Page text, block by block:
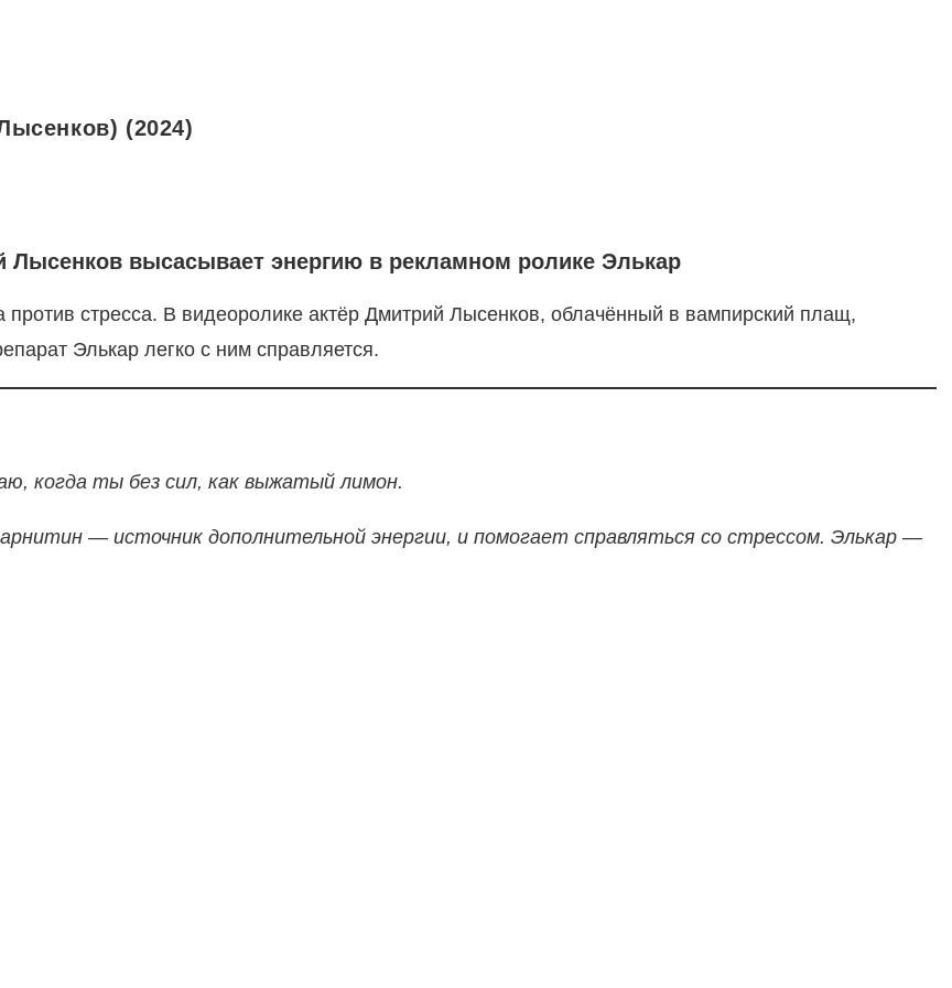
(2024)
высасывает энергию в рекламном ролике Элькар
стресса. В видеоролике актёр Дмитрий Лысенков, облачённый в вампирский плащ,
Элькар легко с ним справляется.
когда ты без сил, как выжатый лимон.
— источник дополнительной энергии, и помогает справляться со стрессом. Элькар —